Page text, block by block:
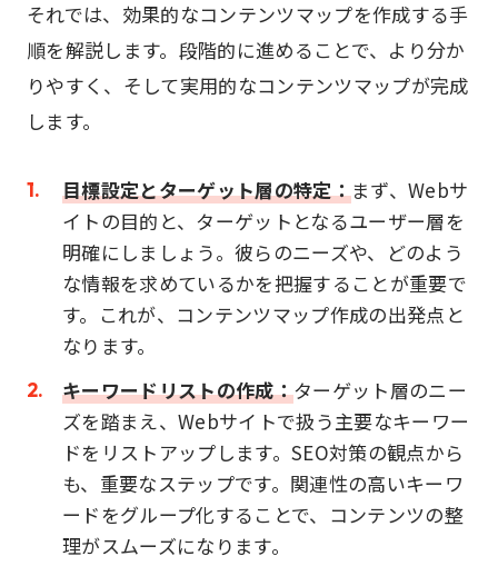
それでは、効果的なコンテンツマップを作成する手
順を解説します。段階的に進めることで、より分か
りやすく、そして実用的なコンテンツマップが完成
します。
目標設定とターゲット層の特定：まず、Webサ
イトの目的と、ターゲットとなるユーザー層を
明確にしましょう。彼らのニーズや、どのよう
な情報を求めているかを把握することが重要で
す。これが、コンテンツマップ作成の出発点と
なります。
キーワードリストの作成：ターゲット層のニー
ズを踏まえ、Webサイトで扱う主要なキーワー
ドをリストアップします。SEO対策の観点から
も、重要なステップです。関連性の高いキーワ
ードをグループ化することで、コンテンツの整
理がスムーズになります。